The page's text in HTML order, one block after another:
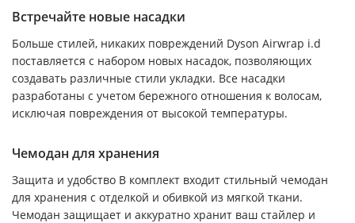
Встречайте новые насадки
Больше стилей, никаких повреждений Dyson Airwrap i.d
поставляется с набором новых насадок, позволяющих
создавать различные стили укладки. Все насадки
разработаны с учетом бережного отношения к волосам,
исключая повреждения от высокой температуры.
Чемодан для хранения
Защита и удобство В комплект входит стильный чемодан
для хранения с отделкой и обивкой из мягкой ткани.
Чемодан защищает и аккуратно хранит ваш стайлер и